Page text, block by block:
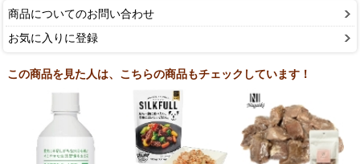
商品についてのお問い合わせ
お気に入りに登録
この商品を見た人は、こちらの商品もチェックしています！